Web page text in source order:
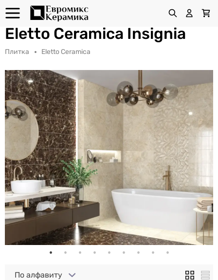
Eletto Ceramica Insignia
Плитка Eletto Ceramica
По алфавиту